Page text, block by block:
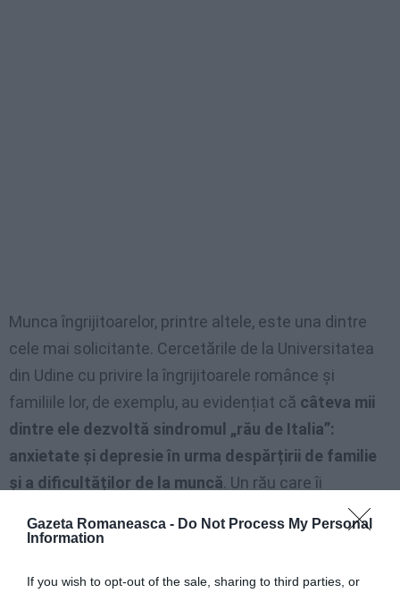
Gazeta Romaneasca - Do Not Process My Personal
Information
If you wish to opt-out of the sale, sharing to third parties, or
Munca îngrijitoarelor, printre altele, este una dintre
cele mai solicitante. Cercetările de la Universitatea
din Udine cu privire la îngrijitoarele românce și
familiile lor, de exemplu, au evidențiat că câteva mii
dintre ele dezvoltă sindromul „rău de Italia”:
anxietate și depresie în urma despărțirii de familie
și a dificultăților de la muncă. Un rău care îi
frământă adesea și pe copiii acestor femei, crescuți
cu mame aflate la distanță.
Înscrie-te pe pagina noastră de Facebook:GAZETA